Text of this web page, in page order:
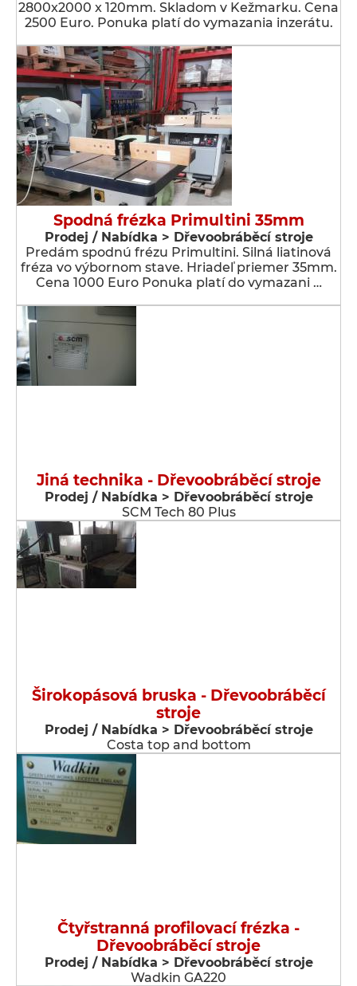
2800x2000 x 120mm. Skladom v Kežmarku. Cena
2500 Euro. Ponuka platí do vymazania inzerátu.
Spodná frézka Primultini 35mm
Prodej / Nabídka > Dřevoobráběcí stroje
Predám spodnú frézu Primultini. Silná liatinová
fréza vo výbornom stave. Hriadeľ priemer 35mm.
Cena 1000 Euro Ponuka platí do vymazani …
Jiná technika - Dřevoobráběcí stroje
Prodej / Nabídka > Dřevoobráběcí stroje
SCM Tech 80 Plus
Širokopásová bruska - Dřevoobráběcí
stroje
Prodej / Nabídka > Dřevoobráběcí stroje
Costa top and bottom
Čtyřstranná profilovací frézka -
Dřevoobráběcí stroje
Prodej / Nabídka > Dřevoobráběcí stroje
Wadkin GA220